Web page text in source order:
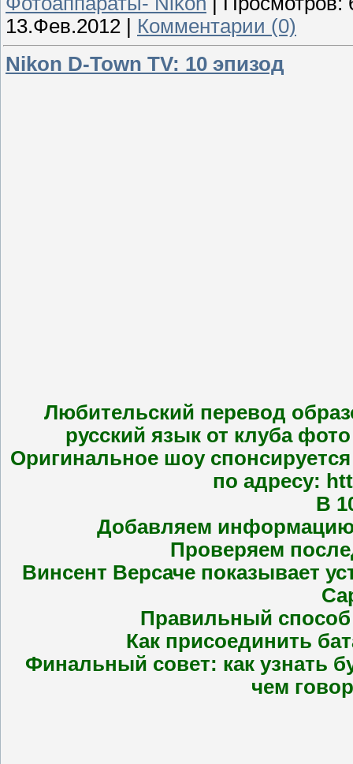
13.Фев.2012
Комментарии (0)
Nikon D-Town TV: 10 эпизод
Любительский перевод
русский язык от клуба
Оригинальное шоу
по адресу:
В
Добавляем информацию
Проверяем
Винсент Версаче показывает
Правильный способ
Как присоединить
Финальный совет: как узнать
чем